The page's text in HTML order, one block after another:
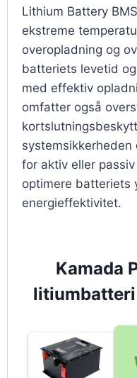
Lithium Battery
ekstreme
overopladning og
batteriets levetid
med effektiv
omfatter også
systemsikkerheden
for aktiv eller
optimere batteriets
energieffektivitet.
Kamada